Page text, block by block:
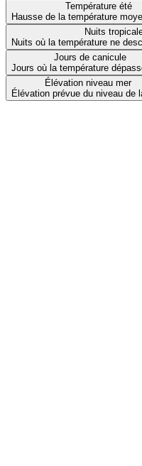
Température été
Hausse de la température
Nuits
Nuits où la température ne
Jours de canicule
Jours où la température
Élévation niveau mer
Élévation prévue du niveau de